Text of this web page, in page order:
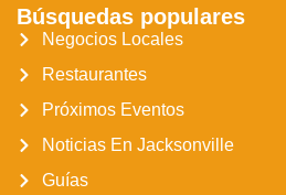
Búsquedas populares
Negocios Locales
Restaurantes
Próximos Eventos
Noticias En Jacksonville
Guías